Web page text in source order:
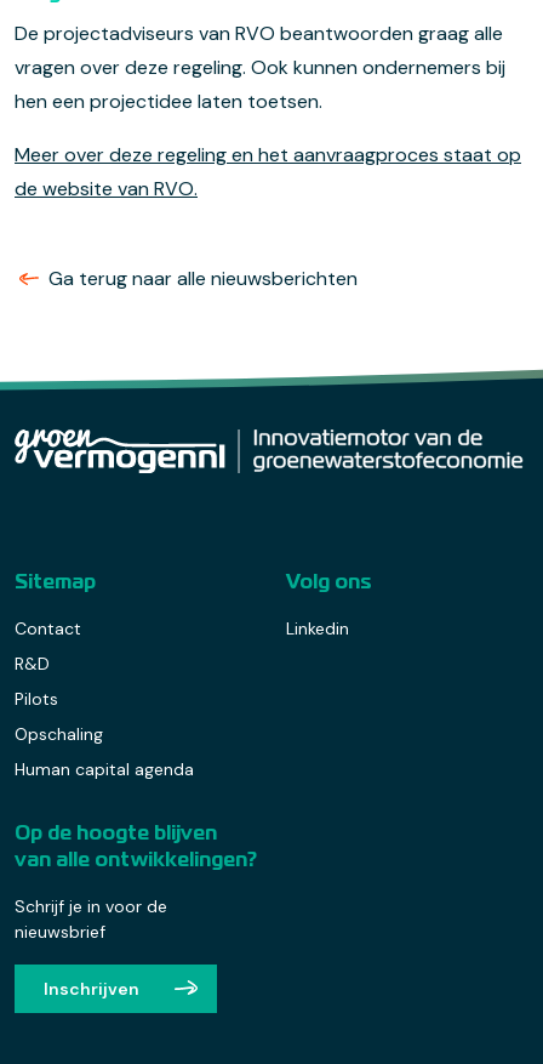
De projectadviseurs van RVO beantwoorden graag alle
vragen over deze regeling. Ook kunnen ondernemers bij
hen een projectidee laten toetsen.
Meer over deze regeling en het aanvraagproces staat op
de website van RVO.
Ga terug naar alle nieuwsberichten
Sitemap
Contact
R&D
Pilots
Opschaling
Human capital agenda
Volg ons
Linkedin
Op de hoogte blijven
van alle ontwikkelingen?
Schrijf je in voor de
nieuwsbrief
Inschrijven